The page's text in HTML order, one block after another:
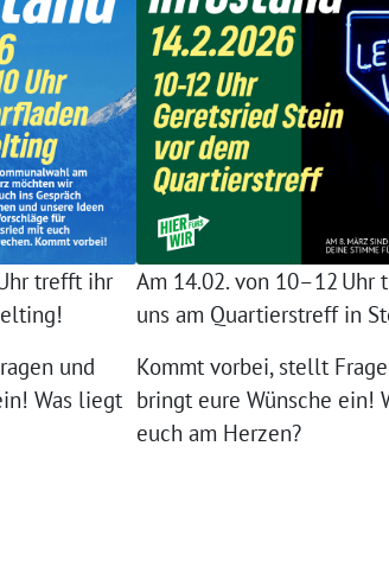
trefft ihr
und
Was liegt
Am 14.02. von 10–12 Uhr
uns am Quartierstreff in
Kommt vorbei, stellt
bringt eure Wünsche ein!
euch am Herzen?